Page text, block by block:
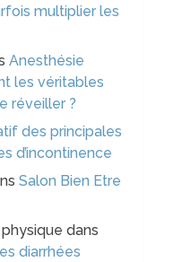
multiplier les
Anesthésie
les véritables
réveiller ?
des principales
d’incontinence
Salon Bien Etre
dans
diarrhées